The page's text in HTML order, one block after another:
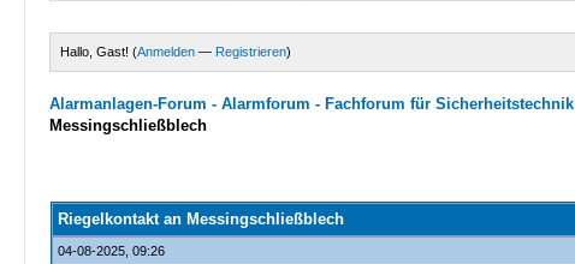
Hallo, Gast! (Anmelden — Registrieren)
Alarmanlagen-Forum - Alarmforum - Fachforum für Sicherheitstechnik
Messingschließblech
Riegelkontakt an Messingschließblech
04-08-2025, 09:26